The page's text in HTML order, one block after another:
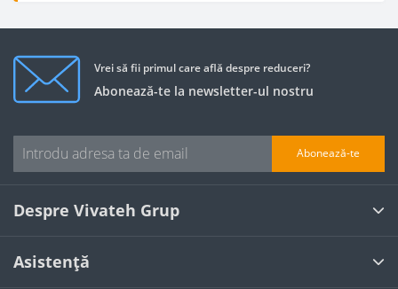
Vrei să fii primul care află despre reduceri?
Abonează-te la newsletter-ul nostru
Abonează-te
Despre Vivateh Grup
Asistență